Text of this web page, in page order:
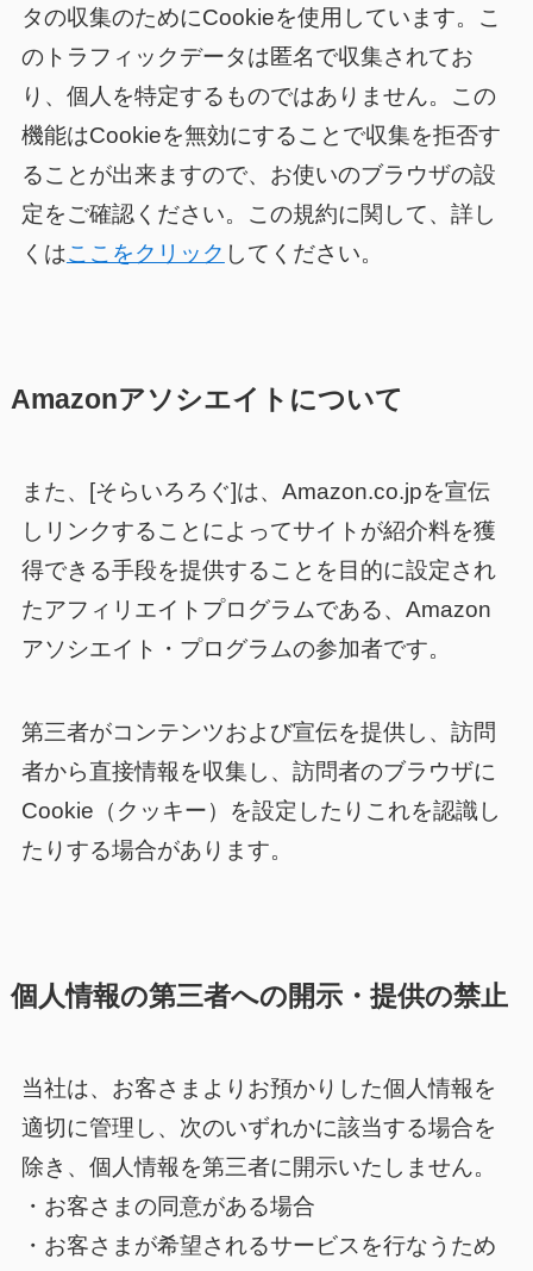
タの収集のためにCookieを使用しています。こ
のトラフィックデータは匿名で収集されてお
り、個人を特定するものではありません。この
機能はCookieを無効にすることで収集を拒否す
ることが出来ますので、お使いのブラウザの設
定をご確認ください。この規約に関して、詳し
くはここをクリック してください。
Amazonアソシエイトについて
また、[そらいろろぐ]は、Amazon.co.jpを宣伝
しリンクすることによってサイトが紹介料を獲
得できる手段を提供することを目的に設定され
たアフィリエイトプログラムである、Amazon
アソシエイト・プログラムの参加者です。
第三者がコンテンツおよび宣伝を提供し、訪問
者から直接情報を収集し、訪問者のブラウザに
Cookie（クッキー）を設定したりこれを認識し
たりする場合があります。
個人情報の第三者への開示・提供の禁止
当社は、お客さまよりお預かりした個人情報を
適切に管理し、次のいずれかに該当する場合を
除き、個人情報を第三者に開示いたしません。
・お客さまの同意がある場合
・お客さまが希望されるサービスを行なうため